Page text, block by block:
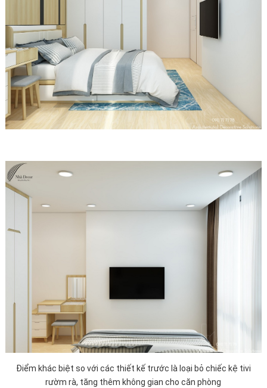
Điểm khác biệt so với các thiết kế trước là loại bỏ chiếc kệ tivi
rườm rà, tăng thêm không gian cho căn phòng